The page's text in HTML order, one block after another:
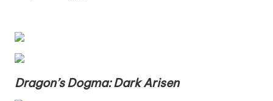
Dragon’s Dogma: Dark Arisen